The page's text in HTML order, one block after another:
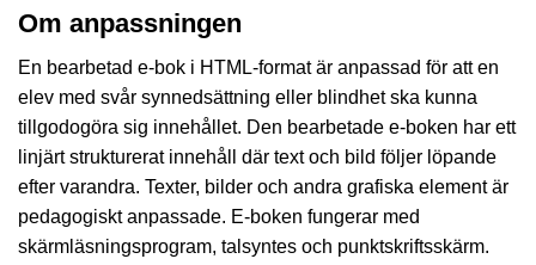
Om anpassningen
En bearbetad e-bok i HTML-format är anpassad för att en
elev med svår synnedsättning eller blindhet ska kunna
tillgodogöra sig innehållet. Den bearbetade e-boken har ett
linjärt strukturerat innehåll där text och bild följer löpande
efter varandra. Texter, bilder och andra grafiska element är
pedagogiskt anpassade. E-boken fungerar med
skärmläsningsprogram, talsyntes och punktskriftsskärm.